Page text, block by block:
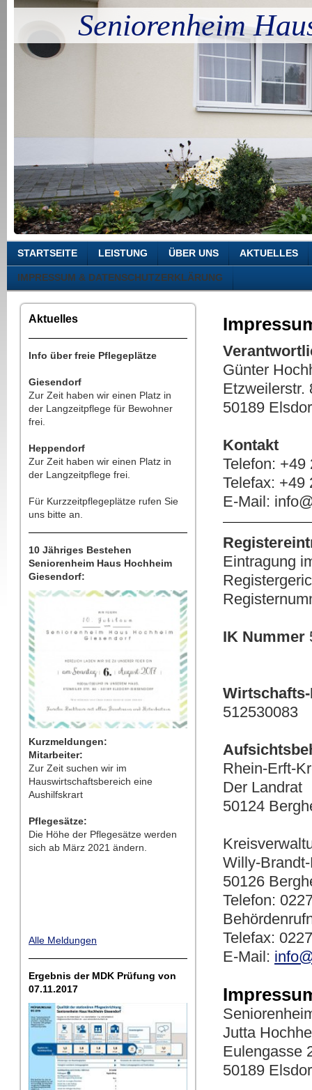
Seniorenheim
STARTSEITE LEISTUNG ÜBER UNS AKTUELLES
IMPRESSUM & DATENSCHUTZERKLÄRUNG
Aktuelles
Info über freie Pflegeplätze
Giesendorf
Zur Zeit haben wir einen Platz in
der Langzeitpflege für Bewohner
frei.
Heppendorf
Zur Zeit haben wir einen Platz in
der Langzeitpflege frei.
Für Kurzzeitpflegeplätze rufen Sie
uns bitte an.
10 Jähriges Bestehen
Seniorenheim Haus Hochheim
Giesendorf:
Kurzmeldungen:
Mitarbeiter:
Zur Zeit suchen wir im
Hauswirtschaftsbereich eine
Aushilfskrart
Pflegesätze:
Die Höhe der Pflegesätze werden
sich ab März 2021 ändern.
Alle Meldungen
Ergebnis der MDK Prüfung von
07.11.2017
Günter
Etzweilerstr.
50189
Kontakt
Telefon: +49
Telefax: +49
E-Mail:
Eintragung
IK Nummer
512530083
Rhein-Erft-
Der Landrat
50124
Willy-
50126
Telefon:
Telefax:
E-Mail:
Jutta
Eulengasse
50189